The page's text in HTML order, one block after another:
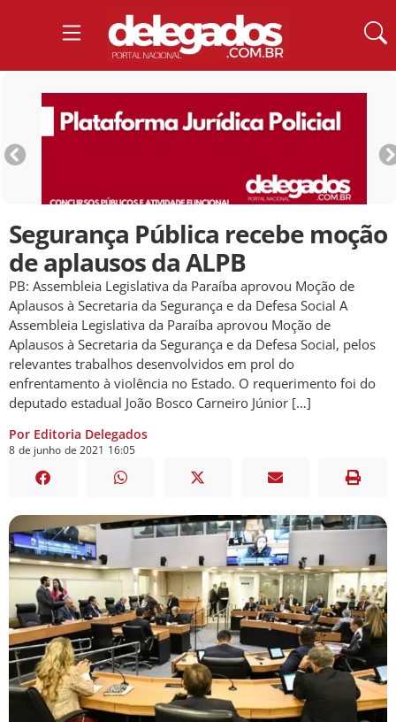
Segurança Pública recebe moção
de aplausos da ALPB
PB: Assembleia Legislativa da Paraíba aprovou Moção de
Aplausos à Secretaria da Segurança e da Defesa Social A
Assembleia Legislativa da Paraíba aprovou Moção de
Aplausos à Secretaria da Segurança e da Defesa Social, pelos
relevantes trabalhos desenvolvidos em prol do
enfrentamento à violência no Estado. O requerimento foi do
deputado estadual João Bosco Carneiro Júnior […]
Por Editoria Delegados
8 de junho de 2021 16:05